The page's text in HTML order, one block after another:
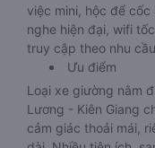
việc mini, hộc để
nghe hiện đại, wifi
truy cập theo nhu
Ưu điểm
Loại xe giường nằm
Lương - Kiên Giang
cảm giác thoải mái,